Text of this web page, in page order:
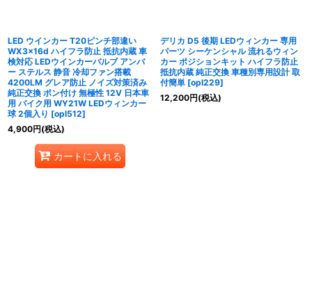
LED ウインカー T20ピンチ部違い
WX3×16d ハイフラ防止 抵抗内蔵 車
検対応 LEDウインカーバルブ アンバ
ー ステルス 静音 冷却ファン搭載
4200LM グレア防止 ノイズ対策済み
純正交換 ポン付け 無極性 12V 日本車
用 バイク用 WY21W LEDウィンカー
球 2個入り [opl512]
4,900円(税込)
カートに入れる
デリカ D5 後期 LEDウィンカー 専用
パーツ シーケンシャル 流れるウィン
カー ポジションキット ハイフラ防止
抵抗内蔵 純正交換 車種別専用設計 取
付簡単 [opl229]
12,200円(税込)